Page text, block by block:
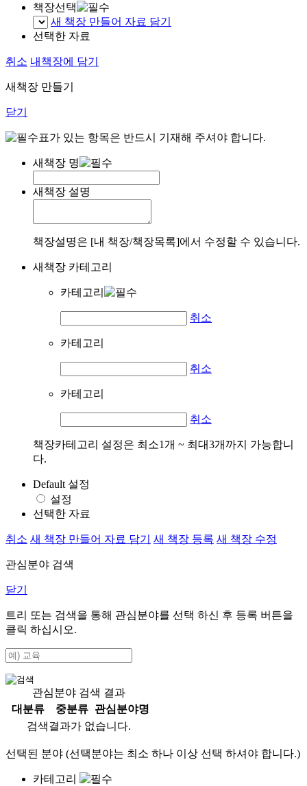
책장선택
새 책장 만들어 자료 담기
선택한 자료
취소 내책장에 담기
새책장 만들기
닫기
표가 있는 항목은 반드시 기재해 주셔야 합니다.
새책장 명
새책장 설명
책장설명은 [내 책장/책장목록]에서 수정할 수 있습니다.
새책장 카테고리
카테고리
취소
카테고리
취소
카테고리
취소
책장카테고리 설정은 최소1개 ~ 최대3개까지 가능합니
다.
Default 설정
설정
선택한 자료
취소 새 책장 만들어 자료 담기 새 책장 등록 새 책장 수정
관심분야 검색
닫기
트리 또는 검색을 통해 관심분야를 선택 하신 후 등록 버튼을
클릭 하십시오.
관심분야 검색 결과
대분류
중분류
관심분야명
검색결과가 없습니다.
선택된 분야 (선택분야는 최소 하나 이상 선택 하셔야 합니다.)
카테고리